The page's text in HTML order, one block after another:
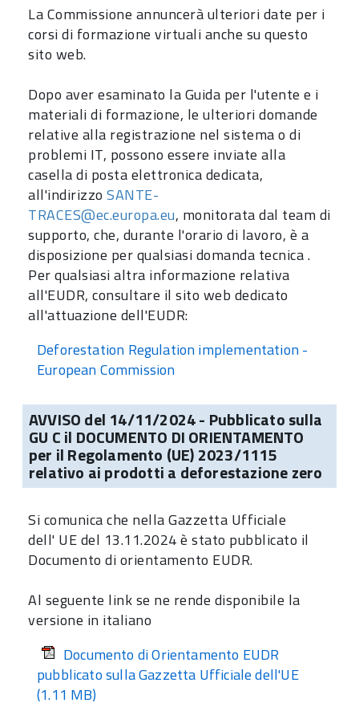
La Commissione annuncerà ulteriori date per i
corsi di formazione virtuali anche su questo
sito web.
Dopo aver esaminato la Guida per l'utente e i
materiali di formazione, le ulteriori domande
relative alla registrazione nel sistema o di
problemi IT, possono essere inviate alla
casella di posta elettronica dedicata,
all'indirizzoSANTE-
TRACES@ec.europa.eu, monitorata dal team di
supporto, che, durante l'orario di lavoro, è a
disposizione per qualsiasi domanda tecnica .
Per qualsiasi altra informazione relativa
all'EUDR, consultare il sito web dedicato
all'attuazione dell'EUDR:
Deforestation Regulation implementation -
European Commission
AVVISO del 14/11/2024 - Pubblicato sulla
GU C il DOCUMENTO DI ORIENTAMENTO
per il Regolamento (UE) 2023/1115
relativo ai prodotti a deforestazione zero
Si comunica che nella Gazzetta Ufficiale
dell' UE del 13.11.2024 è stato pubblicato il
Documento di orientamento EUDR.
Al seguente link se ne rende disponibile la
versione in italiano
Documento di Orientamento EUDR
pubblicato sulla Gazzetta Ufficiale dell'UE
(1.11 MB)